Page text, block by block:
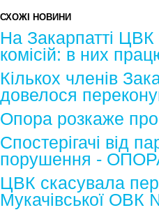
СХОЖІ НОВИНИ
На Закарпатті ЦВК
комісій: в них
Кількох членів
довелося
Опора розкаже про
Спостерігачі від
порушення -
ЦВК скасувала
Мукачівської